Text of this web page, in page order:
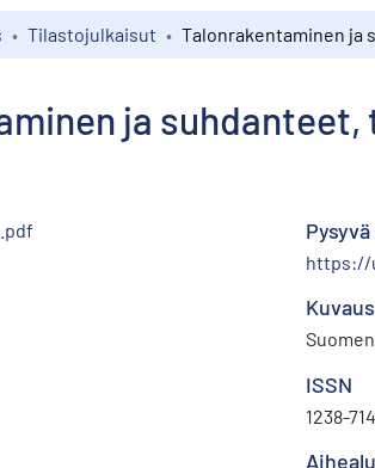
Tilastojulkaisut
ja suhdanteet,
https://
Kuvaus
ISSN
1238-